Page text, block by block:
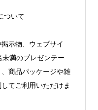
ついて
示物、ウェブサイ
未満のプレゼンテー
商品パッケージや雑
てご利用いただけま